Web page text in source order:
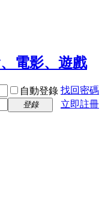
自動登錄 找回密碼
登錄 立即註冊